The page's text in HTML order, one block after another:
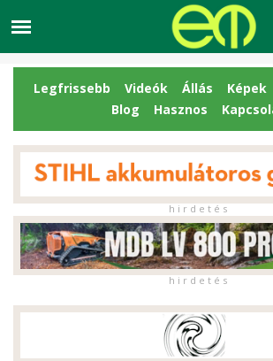
Legfrissebb Videók Állás Képek
Blog
Hasznos
h i r d e t é s
h i r d e t é s